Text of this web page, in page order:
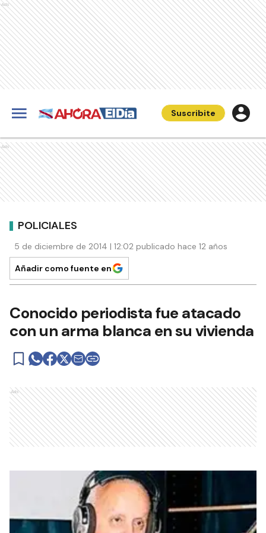
Ads
Suscribite
Ads
POLICIALES
5 de diciembre de 2014 | 12:02 publicado hace 12 años
Añadir como fuente en
Conocido periodista fue atacado
con un arma blanca en su vivienda
Ads